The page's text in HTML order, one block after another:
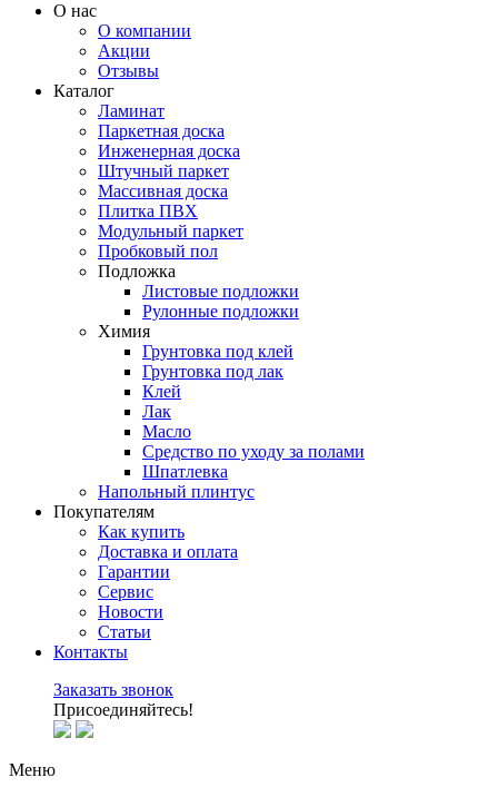
О нас
О компании
Акции
Отзывы
Каталог
Ламинат
Паркетная доска
Инженерная доска
Штучный паркет
Массивная доска
Плитка ПВХ
Модульный паркет
Пробковый пол
Подложка
Листовые подложки
Рулонные подложки
Химия
Грунтовка под клей
Грунтовка под лак
Клей
Лак
Масло
Средство по уходу за полами
Шпатлевка
Напольный плинтус
Покупателям
Как купить
Доставка и оплата
Гарантии
Сервис
Новости
Статьи
Контакты
Заказать звонок
Присоединяйтесь!
Меню